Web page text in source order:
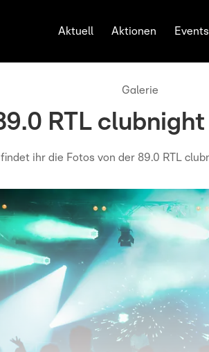
Aktuell Aktionen Events
Galerie
RTL
findet ihr die Fotos von der 89.0 RTL